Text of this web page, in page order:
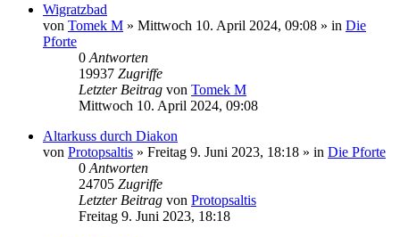
Wigratzbad
von Tomek M » Mittwoch 10. April 2024, 09:08 » in Die
Pforte
0 Antworten
19937 Zugriffe
Letzter Beitrag von Tomek M
Mittwoch 10. April 2024, 09:08
Altarkuss durch Diakon
von Protopsaltis » Freitag 9. Juni 2023, 18:18 » in Die Pforte
0 Antworten
24705 Zugriffe
Letzter Beitrag von Protopsaltis
Freitag 9. Juni 2023, 18:18